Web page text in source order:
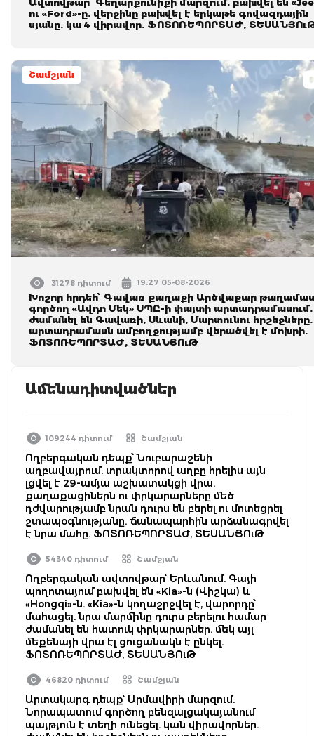
ու «Ford»-ը. վերջինը բախվել է երկաթե գովազդային
սյանը. կա 4 վիրավոր. ՖՈՏՈՌԵՊՈՐՏԱԺ,
Շամշյան
31278 դիտում 19:27 05-08-2026
Խոշոր հրդեհ՝ Գավառ քաղաքի Արծվաքար
գործող «Ավդո Մեկ» ՍՊԸ-ի փայտի արտադրամասում.
ժամանել են Գավառի, Սևանի, Մարտունու հրշեջները.
արտադրամասն ամբողջությամբ վերածվել է մոխրի.
ՖՈՏՈՌԵՊՈՐՏԱԺ, ՏԵՍԱՆՅՈւԹ
Ամենադիտվածներ
109244 դիտում Շամշյան
Ողբերգական դեպք՝ Նուբարաշենի
աղբավայրում. տրակտորով աղբը հրելիս այն
լցվել է 29-ամյա աշխատակցի վրա.
քաղաքացիներն ու փրկարարները մեծ
դժվարությամբ նրան դուրս են բերել ու մոտեցրել
շտապօգնությանը. ճանապարհին արձանագրվել
է նրա մահը. ՖՈՏՈՌԵՊՈՐՏԱԺ, ՏԵՍԱՆՅՈւԹ
54340 դիտում Շամշյան
Ողբերգական ավտովթար՝ Երևանում. Գայի
պողոտայում բախվել են «Kia»-ն (Վիշկա) և
«Hongqi»-ն. «Kia»-ն կողաշրջվել է, վարորդը՝
մահացել. նրա մարմինը դուրս բերելու համար
ժամանել են հատուկ փրկարարներ. մեկ այլ
մեքենայի վրա էլ ցուցանակն է ընկել.
ՖՈՏՈՌԵՊՈՐՏԱԺ, ՏԵՍԱՆՅՈւԹ
46820 դիտում Շամշյան
Արտակարգ դեպք՝ Արմավիրի մարզում.
Նորապատում գործող բենզալցակայանում
պայթյուն է տեղի ունեցել. կան վիրավորներ.